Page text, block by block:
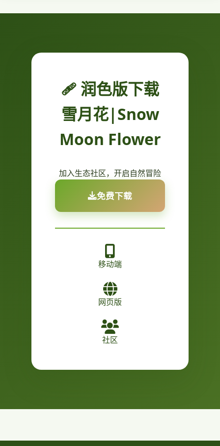
🩹 润色版下载
雪月花|Snow
Moon Flower
加入生态社区，开启自然冒险
免费下载
移动端
网页版
社区